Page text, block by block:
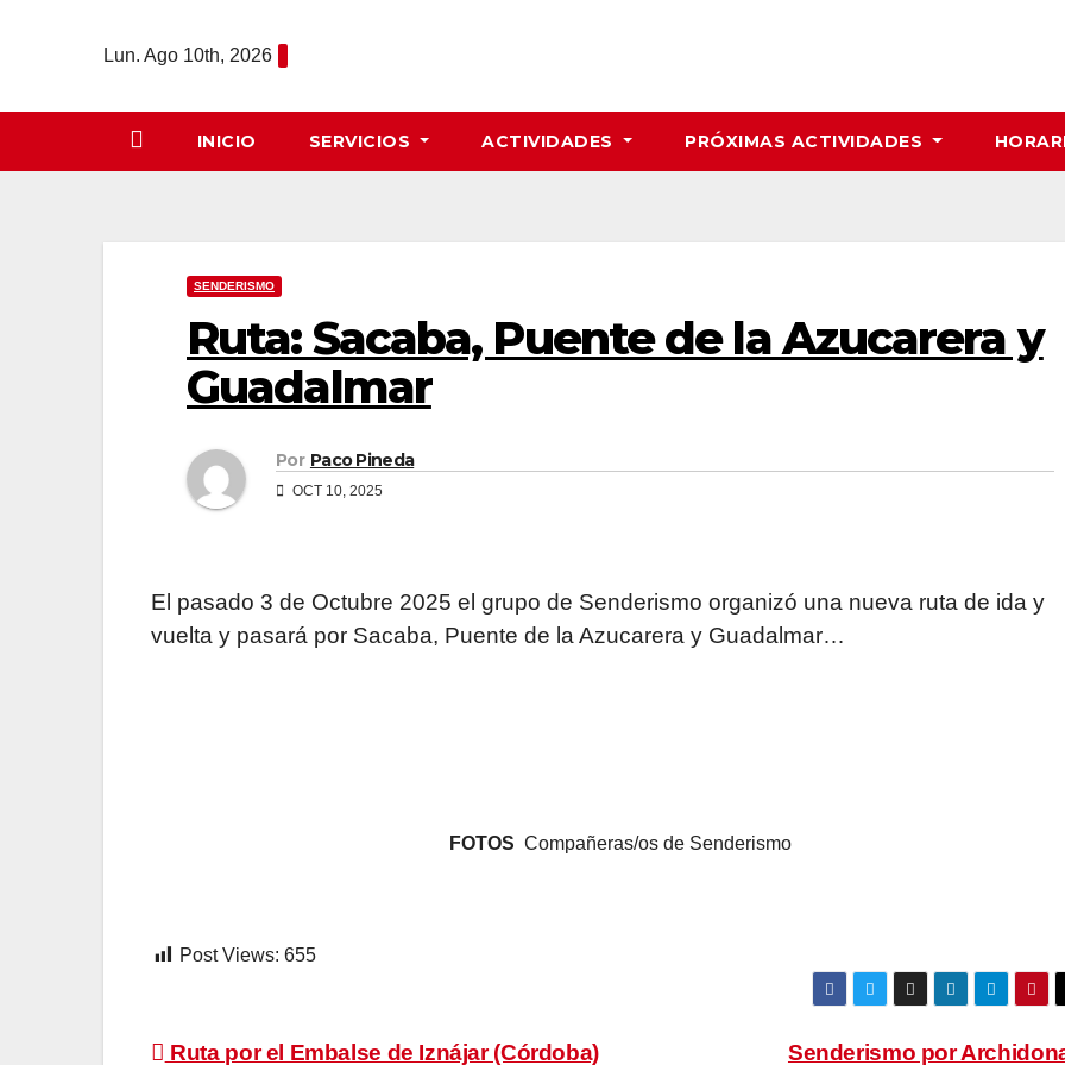
Lun. Ago 10th, 2026
INICIO SERVICIOS ACTIVIDADES PRÓXIMAS ACTIVIDADES
SENDERISMO
Ruta: Sacaba, Puente de la Azucarera y
Guadalmar
Por Paco Pineda
OCT 10, 2025
El pasado 3 de Octubre 2025 el grupo de Senderismo organizó una nueva ruta de ida y
vuelta y pasará por Sacaba, Puente de la Azucarera y Guadalmar…
FOTOS Compañeras/os de Senderismo
Post Views: 655
Senderismo por
Ruta por el Embalse de Iznájar (Córdoba)